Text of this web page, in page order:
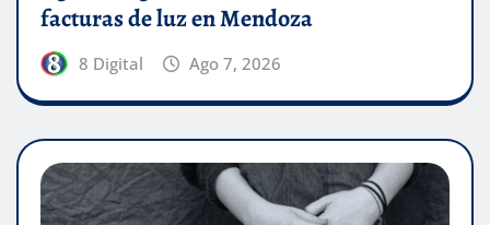
facturas de luz en Mendoza
8 Digital Ago 7, 2026